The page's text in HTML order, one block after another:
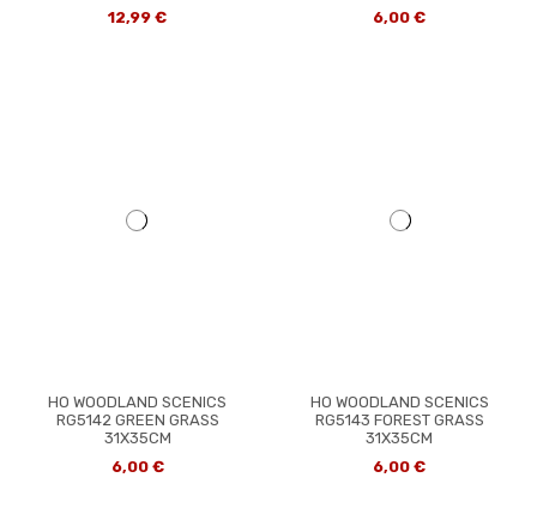
12,99 €
6,00 €
HO WOODLAND SCENICS
RG5142 GREEN GRASS
31X35CM
6,00 €
HO WOODLAND SCENICS
RG5143 FOREST GRASS
31X35CM
6,00 €